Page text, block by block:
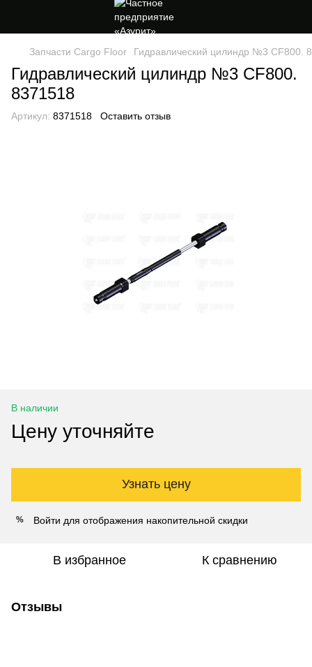
Запчасти Cargo Floor Гидравлический цилиндр №3 CF800.
Гидравлический цилиндр №3 CF800.
8371518
Артикул: 8371518 Оставить отзыв
В наличии
Цену уточняйте
Узнать цену
% Войти для отображения накопительной скидки
В избранное К сравнению
Отзывы